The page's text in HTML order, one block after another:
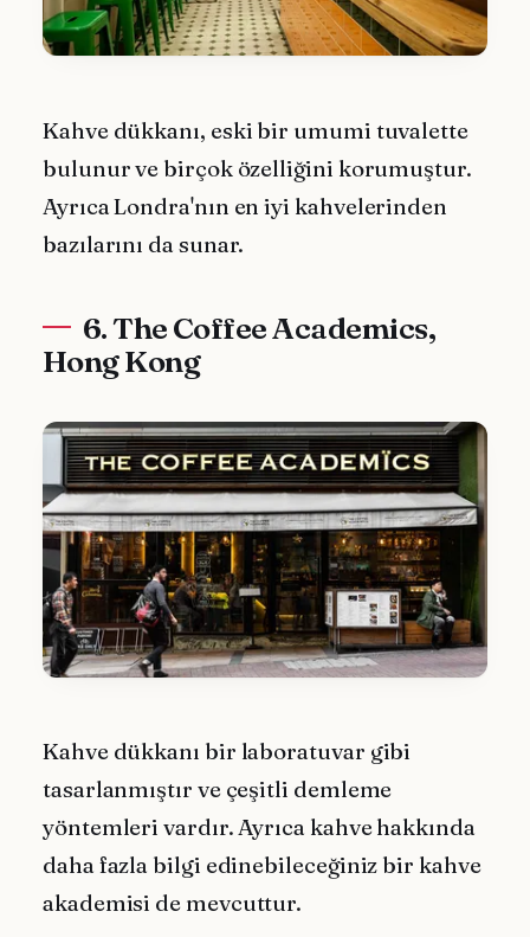
Kahve dükkanı, eski bir umumi tuvalette
bulunur ve birçok özelliğini korumuştur.
Ayrıca Londra'nın en iyi kahvelerinden
bazılarını da sunar.
6. The Coffee Academics,
Hong Kong
Kahve dükkanı bir laboratuvar gibi
tasarlanmıştır ve çeşitli demleme
yöntemleri vardır. Ayrıca kahve hakkında
daha fazla bilgi edinebileceğiniz bir kahve
akademisi de mevcuttur.